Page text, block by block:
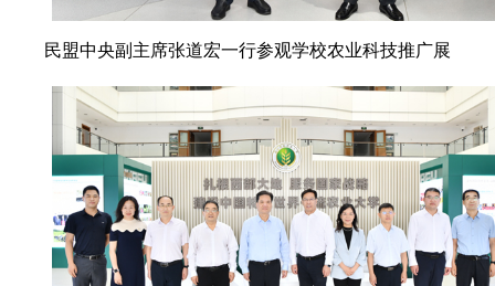
民盟中央副主席张道宏一行参观学校农业科技推广展